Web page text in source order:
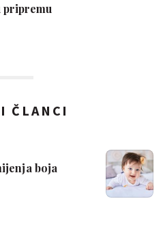
pripremu
ČLANCI
boja